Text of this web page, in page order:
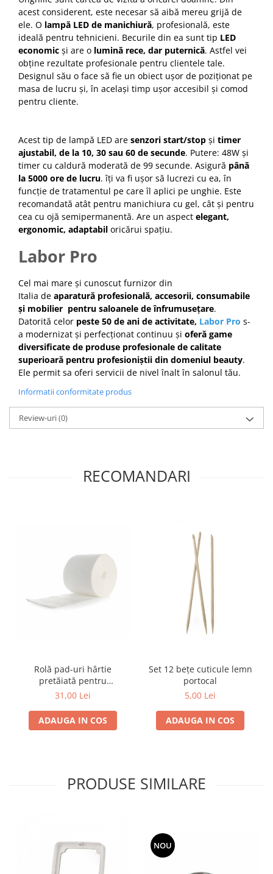
Cap manechin par natural
Trepiede cap manechin
Foarfece de tuns
Foarfece de filat
acest considerent, este necesar să aibă mereu grijă de
ele. O lampă LED de manichiură, profesională, este
ideală pentru tehnicieni. Becurile din ea sunt tip LED
economic și are o lumină rece, dar puternică. Astfel vei
obține rezultate profesionale pentru clientele tale.
Designul său o face să fie un obiect ușor de poziționat pe
masa de lucru și, în același timp ușor accesibil și comod
pentru cliente.
Acest tip de lampă LED are senzori start/stop și timer
ajustabil, de la 10, 30 sau 60 de secunde. Putere: 48W și
timer cu caldură moderată de 99 secunde. Asigură până
la 5000 ore de lucru. îți va fi ușor să lucrezi cu ea, în
funcție de tratamentul pe care îl aplici pe unghie. Este
recomandată atât pentru manichiura cu gel, cât și pentru
cea cu ojă semipermanentă. Are un aspect elegant,
ergonomic, adaptabil oricărui spațiu.
Labor Pro
Cel mai mare și cunoscut furnizor din
Italia de aparatură profesională, accesorii, consumabile
și mobilier pentru saloanele de înfrumusețare.
Datorită celor peste 50 de ani de activitate, Labor Pro s-
a modernizat și perfecționat continuu și oferă game
diversificate de produse profesionale de calitate
superioară pentru profesioniștii din domeniul beauty.
Ele permit sa oferi servicii de nivel înalt în salonul tău.
Informatii conformitate produs
Review-uri(0)
RECOMANDARI
Rolă pad-uri hârtie
pretăiată pentru
manichiură
31,00 Lei
ADAUGA IN COS
Set 12 bețe cuticule lemn
portocal
5,00 Lei
ADAUGA IN COS
PRODUSE SIMILARE
NOU